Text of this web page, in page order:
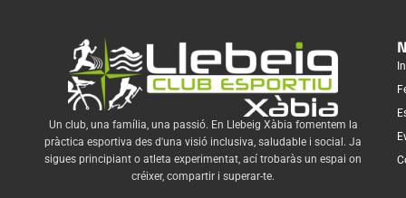
Un club, una família, una passió. En Llebeig Xàbia fomentem la
pràctica esportiva des d'una visió inclusiva, saludable i social. Ja
sigues principiant o atleta experimentat, ací trobaràs un espai on
créixer, compartir i superar-te.